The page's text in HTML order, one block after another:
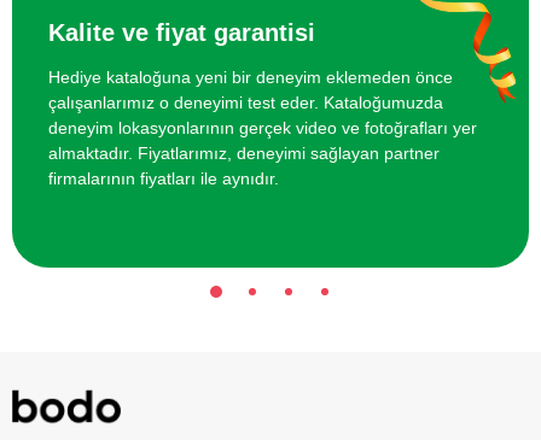
Arkadaş Grubu için İpli Parkur 2000 TL
Arkadaş Grubu için Ok Atışı Eğitimi 800 TL
Kalite ve fiyat garantisi
Hediye kataloğuna yeni bir deneyim eklemeden önce
çalışanlarımız o deneyimi test eder. Kataloğumuzda
deneyim lokasyonlarının gerçek video ve fotoğrafları yer
almaktadır. Fiyatlarımız, deneyimi sağlayan partner
firmalarının fiyatları ile aynıdır.